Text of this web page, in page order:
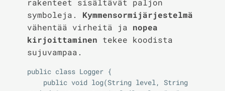
symboleja. Kymmensormijärjestelmä
vähentää virheitä ja nopea
kirjoittaminen tekee koodista
sujuvampaa.
public class Logger {